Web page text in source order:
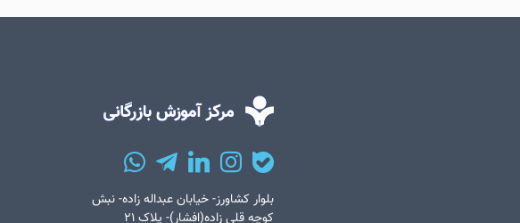
بلوار کشاورز- خیابان عبداله زاده- نبش
کوچه قلی زاده(افشار)- پلاک ۲۱